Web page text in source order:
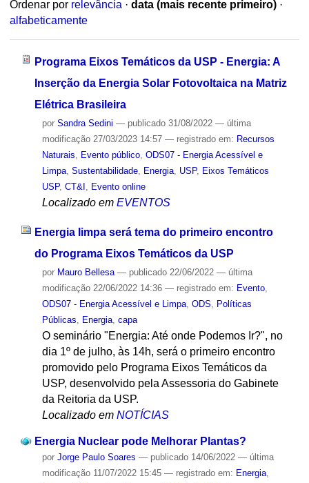
Ordenar por relevância · data (mais recente primeiro) ·
alfabeticamente
Programa Eixos Temáticos da USP - Energia: A
Inserção da Energia Solar Fotovoltaica na Matriz
Elétrica Brasileira
por Sandra Sedini — publicado31/08/2022 — última
modificação27/03/2023 14:57 — registrado em: Recursos
Naturais
Evento público, ODS07 - Energia Acessível e
Limpa, Sustentabilidade, Energia, USP, Eixos Temáticos
USP, CT&I Evento online
Localizado em EVENTOS
Energia limpa será tema do primeiro encontro
do Programa Eixos Temáticos da USP
por Mauro Bellesa — publicado22/06/2022 — última
modificação22/06/2022 14:36 — registrado em: Evento,
ODS07 - Energia Acessível e Limpa, ODS
Políticas
Públicas
Energia, capa
O seminário "Energia: Até onde Podemos Ir?", no
dia 1º de julho, às 14h, será o primeiro encontro
promovido pelo Programa Eixos Temáticos da
USP, desenvolvido pela Assessoria do Gabinete
da Reitoria da USP.
Localizado em NOTÍCIAS
Energia Nuclear pode Melhorar Plantas?
por Jorge Paulo Soares — publicado14/06/2022 — última
modificação11/07/2022 15:45 — registrado em: Energia,